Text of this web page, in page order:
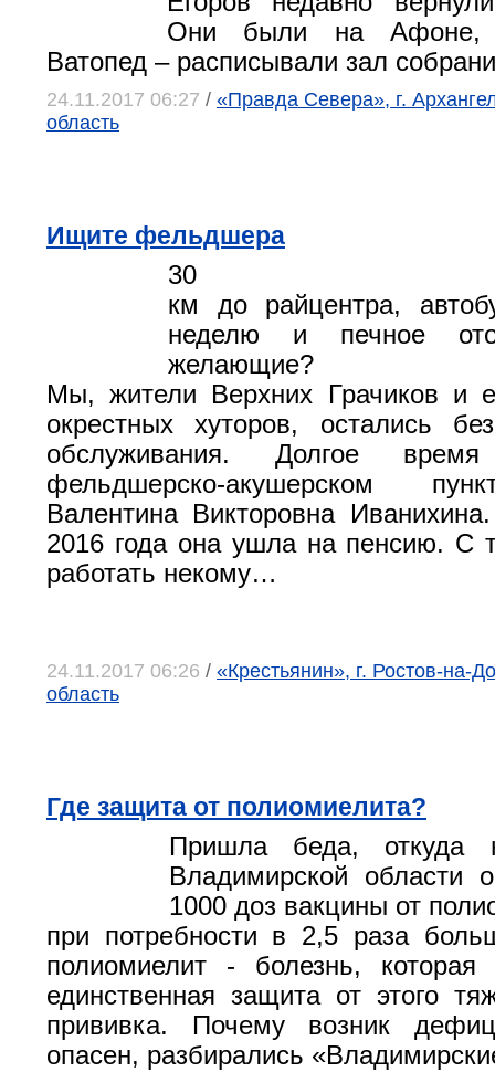
Они были на Афоне,
Ватопед – расписывали зал
24.11.2017 06:27 / «Правда Севера», г.
область
Ищите фельдшера
30
км до райцентра,
неделю и печное
желающие?
Мы, жители Верхних Грачиков и
окрестных хуторов, остались
обслуживания. Долгое
фельдшерско-акушерском
Валентина Викторовна
2016 года она ушла на пенсию. С
работать некому…
24.11.2017 06:26 / «Крестьянин», г. Ростов-на-
область
Где защита от полиомиелита?
Пришла беда,
Владимирской области
1000 доз вакцины от
при потребности в 2,5 раза
полиомиелит - болезнь,
единственная защита от этого
прививка. Почему возник
опасен, разбирались